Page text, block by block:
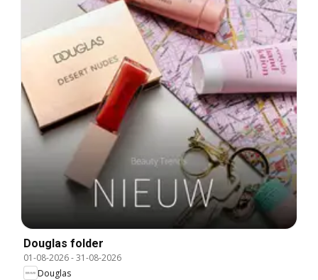
Douglas folder
01-08-2026-31-08-2026
Douglas